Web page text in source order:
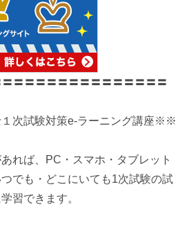
〓〓〓〓〓〓〓〓〓〓〓〓〓〓
次試験対策e-ラーニング講座※※
れば、PC・スマホ・タブレット
でも・どこにいても1次試験の試
習できます。